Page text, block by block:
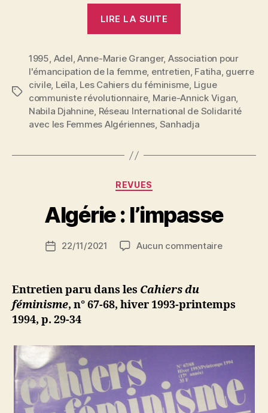
LIRE LA SUITE
il
possible
de
penser
l’avenir
Étiquettes
1995, Adel, Anne-Marie Granger, Association pour
l'émancipation de la femme, entretien, Fatiha, guerre
civile, Leïla, Les Cahiers du féminisme, Ligue
communiste révolutionnaire, Marie-Annick Vigan,
Nabila Djahnine, Réseau International de Solidarité
avec les Femmes Algériennes, Sanhadja
Catégories
REVUES
Algérie : l’impasse
N
ji
b
Date22/11/2021 Aucun commentairesur
Entretien paru dans les Cahiers du
féminisme, n° 67-68, hiver 1993-printemps
1994, p. 29-34